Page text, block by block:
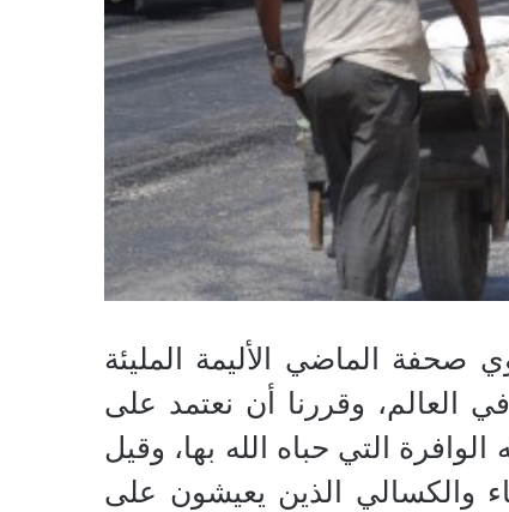
صحفة الماضي الأليمة المليئة
العالم، وقررنا أن نعتمد على
التي حباه الله بها، وقيل
والكسالي الذين يعيشون على